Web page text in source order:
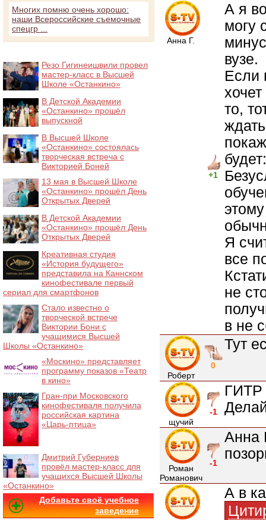
Анна Г.
+1
А я
могу
вузе.
Если
то,
Я
все
не
в не
Роберт
0
Тут
щучий
-1
ГИТР
Роман
Романович
-1
Анна
А в
Многих помню очень хорошо:
наши Всероссийские съемочные
спецгр ...
Резо Гигинеишвили провел
мастер-класс в Высшей
Школе «Останкино»
В Детской Академии
«Останкино» прошёл
выпускной
В Высшей Школе
«Останкино» состоялась
творческая встреча с
Викторией Боней
13 мая в Высшей Школе
«Останкино» прошёл День
Открытых Дверей
В Детской Академии
«Останкино» прошёл День
Открытых Дверей
Креативная студия
«История будущего»
представила на Каннском
кинофестивале первый
сериал для смартфонов
Стало известно о
творческой встрече
Виктории Бони с
учащимися Высшей
Школы «Останкино»
«Москино» представляет
программу показов «Театр
в кино»
Гран-при Московского
кинофестиваля получила
российская картина
«Царь-птица»
Дмитрий Губерниев
провёл мастер-класс для
учащихся Высшей Школы
«Останкино»
Добавьте своё учебное
заведение